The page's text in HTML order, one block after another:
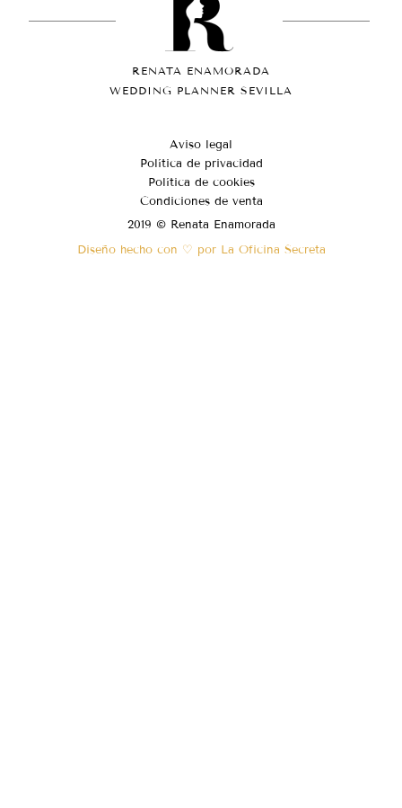
RENATA ENAMORADA
WEDDING PLANNER SEVILLA
Aviso legal
Política de privacidad
Política de cookies
Condiciones de venta
2019 © Renata Enamorada
Diseño hecho con ♡ por La Oficina Secreta